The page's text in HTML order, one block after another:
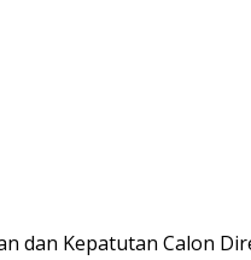
dan Kepatutan Calon